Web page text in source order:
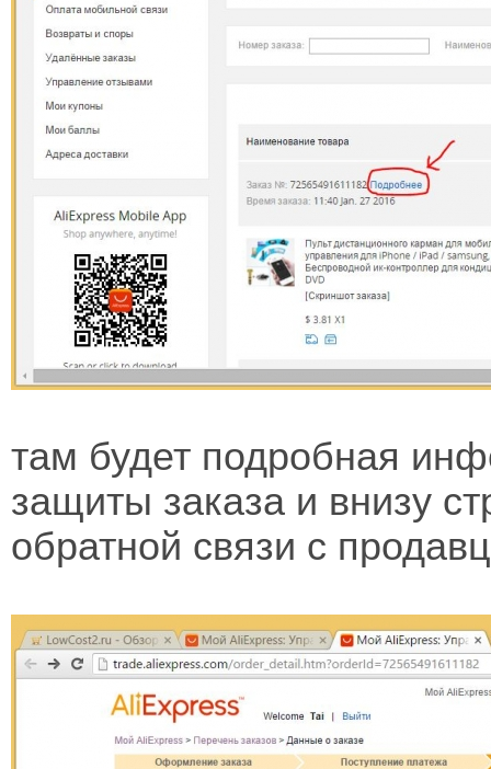
там будет подробная
защиты заказа и внизу
обратной связи с